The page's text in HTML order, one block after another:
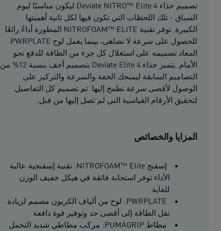
تصميم حذاء Deviate NITRO™ Elite 4 ليكون مناسبًا ليوم
السباق - تلك اللحظات التي تكون فيها لكل ثانية أهميتها
الكبيرة. توفر تقنية NITROFOAM™ ELITE المطورة أداءً رائعًا
للحصول على سرعة لا تضاهى، بينما يعمل لوح PWRPLATE
المعاد تصميمه على استغلال كل جزء من الطاقة للدفع نحو
الأمام. يتميز حذاء Deviate Elite 4 بتصميم أخف بنسبة 12% من
التصاميم السابقة ليمنحك الخفة والسرعة والتركيز على
الوصول لأقصى سرعة تطمح إليها. تم تصميم كل التفاصيل
لتحقيق الأرقام القياسية التي لم تصل إليها من قبل.
المزايا والخصائص
إسفنج NITROFOAM™ Elite: تقنية إسفنجية عالية
الأداء توفر استجابة فائقة في هيكل خفيف الوزن
للغاية
PWRPLATE: لوح من ألياف الكربون مصمم لزيادة
نقل الطاقة إلى أقصى حد وتوفير قوة دافعة
مطاط PUMAGRIP: مركب مطاطي شديد التحمل